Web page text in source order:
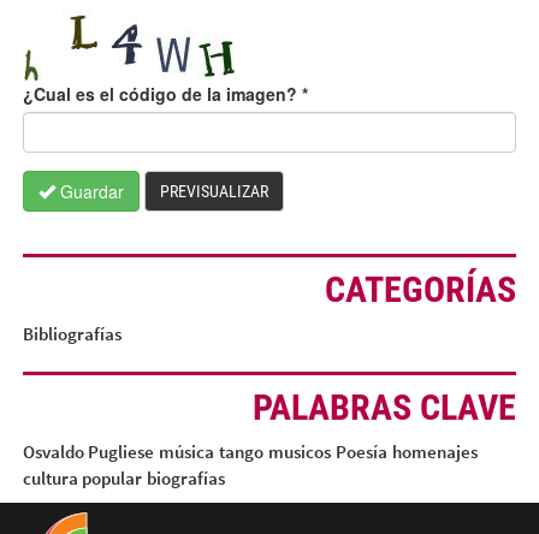
¿Cual es el código de la imagen? *
Guardar PREVISUALIZAR
CATEGORÍAS
Bibliografías
PALABRAS CLAVE
Osvaldo Pugliese música tango musicos Poesía homenajes
cultura popular biografías